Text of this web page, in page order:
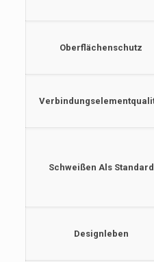
Oberflächenschutz
Schweißen Als Standard
Designleben